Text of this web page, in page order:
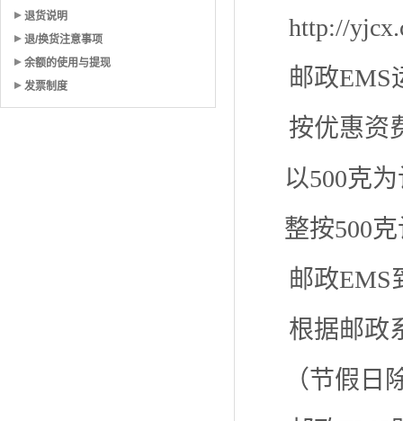
http://
邮政EMS
按优惠资
以500克
整按500
邮政EMS
根据邮政
（节假日
退货说明
退/换货注意事项
余额的使用与提现
发票制度